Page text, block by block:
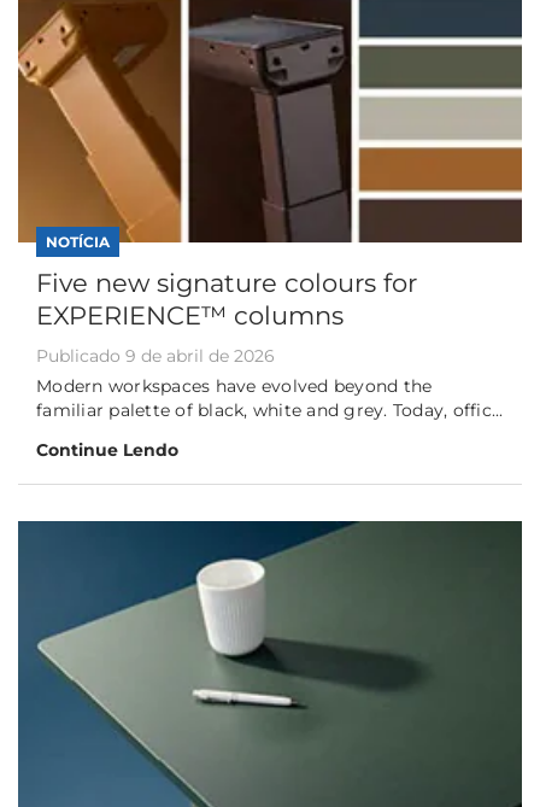
NOTÍCIA
Five new signature colours for
EXPERIENCE™ columns
Publicado 9 de abril de 2026
Modern workspaces have evolved beyond the
familiar palette of black, white and grey. Today, offic...
Continue Lendo